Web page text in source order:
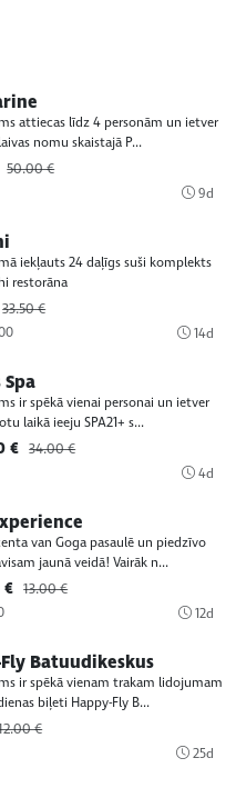
attiecas līdz 4 personām un ietver
nomu skaistajā P...
50.00 €
9d
iekļauts 24 daļīgs suši komplekts
restorāna
33.50 €
14d
ir spēkā vienai personai un ietver
laikā ieeju SPA21+ s...
€ 34.00 €
4d
van Goga pasaulē un piedzīvo
jaunā veidā! Vairāk n...
€ 13.00 €
12d
Batuudikeskus
ir spēkā vienam trakam lidojumam
biļeti Happy-Fly B...
€
25d